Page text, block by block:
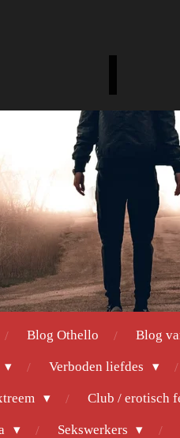
Blog Othello Blog
Verboden liefdes
Club / erotisch
Sekswerkers